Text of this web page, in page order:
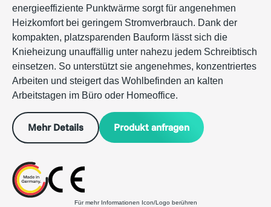
energieeffiziente Punktwärme sorgt für angenehmen
Heizkomfort bei geringem Stromverbrauch. Dank der
kompakten, platzsparenden Bauform lässt sich die
Knieheizung unauffällig unter nahezu jedem Schreibtisch
einsetzen. So unterstützt sie angenehmes, konzentriertes
Arbeiten und steigert das Wohlbefinden an kalten
Arbeitstagen im Büro oder Homeoffice.
Mehr Details Produkt anfragen
Für mehr Informationen Icon/Logo berühren